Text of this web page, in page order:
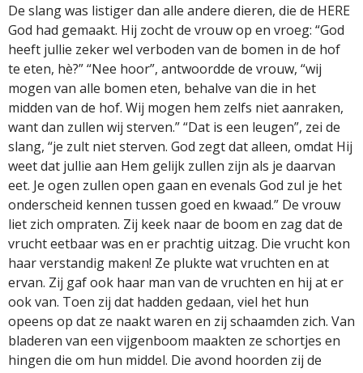
De slang was listiger dan alle andere dieren, die de HERE
God had gemaakt. Hij zocht de vrouw op en vroeg: “God
heeft jullie zeker wel verboden van de bomen in de hof
te eten, hè?” “Nee hoor”, antwoordde de vrouw, “wij
mogen van alle bomen eten, behalve van die in het
midden van de hof. Wij mogen hem zelfs niet aanraken,
want dan zullen wij sterven.” “Dat is een leugen”, zei de
slang, “je zult niet sterven. God zegt dat alleen, omdat Hij
weet dat jullie aan Hem gelijk zullen zijn als je daarvan
eet. Je ogen zullen open gaan en evenals God zul je het
onderscheid kennen tussen goed en kwaad.” De vrouw
liet zich ompraten. Zij keek naar de boom en zag dat de
vrucht eetbaar was en er prachtig uitzag. Die vrucht kon
haar verstandig maken! Ze plukte wat vruchten en at
ervan. Zij gaf ook haar man van de vruchten en hij at er
ook van. Toen zij dat hadden gedaan, viel het hun
opeens op dat ze naakt waren en zij schaamden zich. Van
bladeren van een vijgenboom maakten ze schortjes en
hingen die om hun middel. Die avond hoorden zij de